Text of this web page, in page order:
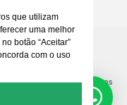
Cianorte. Todos os direitos
que utilizam
uma melhor
botão “Aceitar”
com o uso